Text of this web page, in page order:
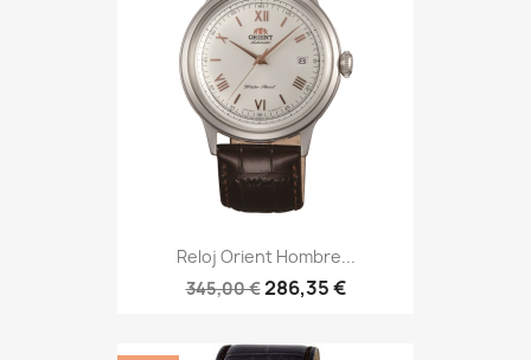
Reloj Orient Hombre...
345,00 €286,35 €